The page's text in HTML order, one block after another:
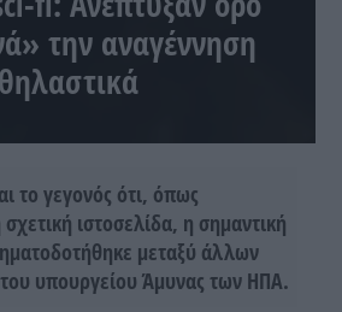
την αναγέννηση
το γεγονός ότι, όπως
ιστοσελίδα, η σημαντική
μεταξύ άλλων
υπουργείου Άμυνας των ΗΠΑ.